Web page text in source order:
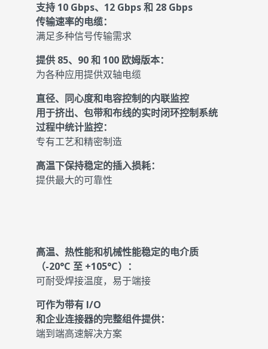
支持 10 Gbps、12 Gbps 和 28 Gbps
传输速率的电缆：
满足多种信号传输需求
提供 85、90 和 100 欧姆版本：
为各种应用提供双轴电缆
直径、同心度和电容控制的内联监控
用于挤出、包带和布线的实时闭环控制系统
过程中统计监控：
专有工艺和精密制造
高温下保持稳定的插入损耗：
提供最大的可靠性
高温、热性能和机械性能稳定的电介质
（-20°C 至 +105°C）：
可耐受焊接温度，易于端接
可作为带有 I/O
和企业连接器的完整组件提供：
端到端高速解决方案